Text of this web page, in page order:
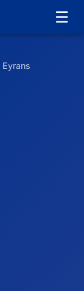
☰
Eyrans